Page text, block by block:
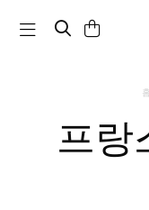
Toggle navigation
프